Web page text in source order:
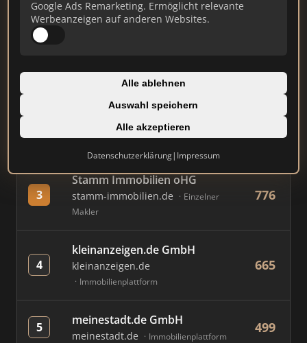
Google Ads Remarketing. Ermöglicht relevante
Werbeanzeigen auf anderen Websites.
Alle ablehnen
Auswahl speichern
Alle akzeptieren
Datenschutzerklärung| Impressum
# MAKLER / FIRMA
immowelt.de Immobilienplattform
Immobilien Scout GmbH
immobilienscout24.de
Immobilienplattform
3
Stamm Immobilien oHG
stamm-immobilien.de
Einzelner
Makler
776
4
kleinanzeigen.de GmbH
kleinanzeigen.de
Immobilienplattform
665
5 meinestadt.de GmbH
meinestadt.de Immobilienplattform
499